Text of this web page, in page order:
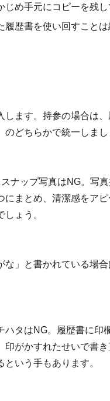
め手元にコピーを残し
歴書を使い回すことは
ます。持参の場合は
どちらかで統一しまし
ナップ写真はNG。写
まとめ、清潔感をア
ょう。
」と書かれている場
タはNG。履歴書に印
印がかすれたせいで書
いう手もあります。